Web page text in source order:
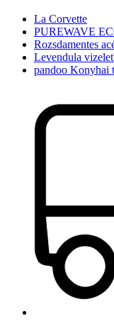
La Corvette
PUREWAVE
Rozsdamentes
Levendula
pandoo Konyhai